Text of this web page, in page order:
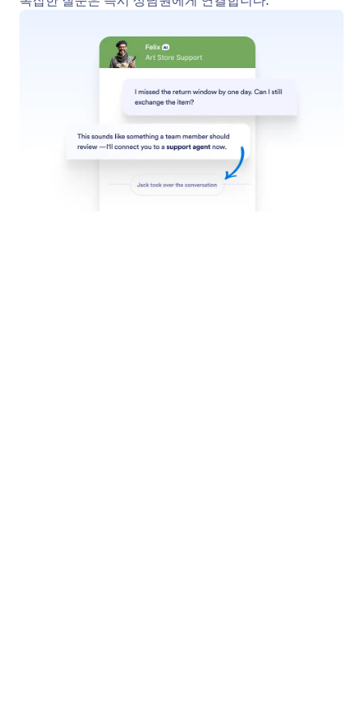
Shopify 스토어에 내장된 라이브 채팅을 통해 고객과
실시간으로 소통하세요.